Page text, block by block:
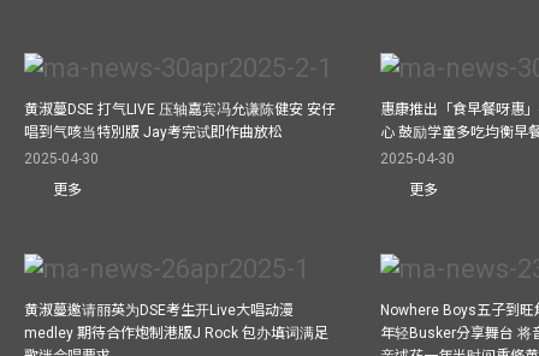
黄淑蔓DSE 打气LIVE 压轴嘉宾冯允谦陈健安 安仔
唱到气咳当特別版 Jay考完试即作曲放松
2025-04-30
更多
惠康推出「食早餐呀惠
心 鼓励学童多吃均衡早
2025-04-30
更多
黄淑蔓邀请丽英为DSE考生开Live大唱动漫
medley 期待合作炮制港版J Rock 包办填词满足
Nowhere Boys五子到
年轻Busker分享舞台 将